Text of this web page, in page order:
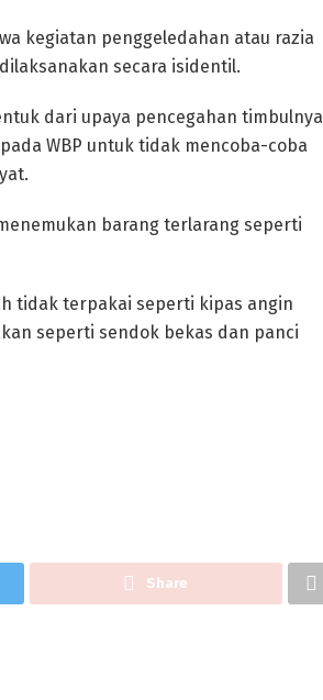
kegiatan penggeledahan atau razia
secara isidentil.
dari upaya pencegahan timbulnya
WBP untuk tidak mencoba-coba
barang terlarang seperti
tidak terpakai seperti kipas angin
seperti sendok bekas dan panci
Share